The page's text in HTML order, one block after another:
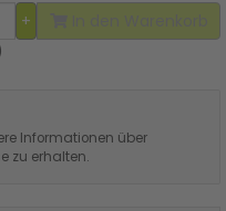
+
Informationen über
zu erhalten.